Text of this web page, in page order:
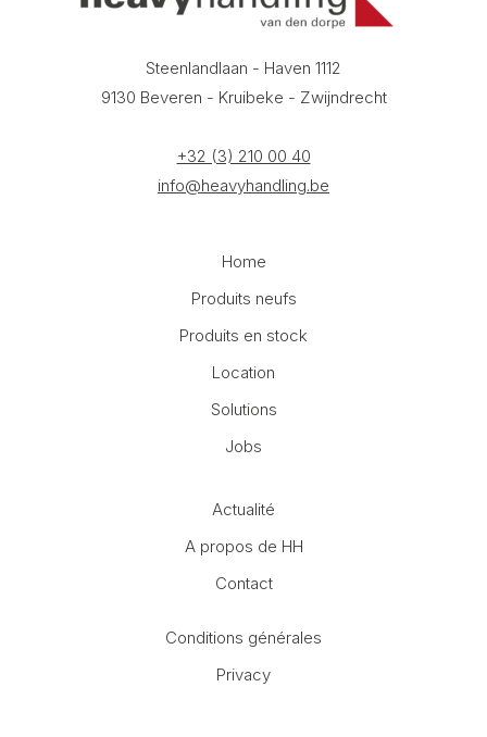
Steenlandlaan - Haven 1112
9130 Beveren - Kruibeke - Zwijndrecht
+32 (3) 210 00 40
info@heavyhandling.be
Home
Produits neufs
Produits en stock
Location
Solutions
Jobs
Actualité
A propos de HH
Contact
Conditions générales
Privacy